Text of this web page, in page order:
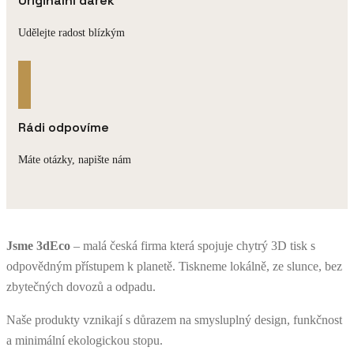
Udělejte radost blízkým
Rádi odpovíme
Máte otázky, napište nám
Jsme 3dEco – malá česká firma která spojuje chytrý 3D tisk s
odpovědným přístupem k planetě. Tiskneme lokálně, ze slunce, bez
zbytečných dovozů a odpadu.
Naše produkty vznikají s důrazem na smysluplný design, funkčnost
a minimální ekologickou stopu.